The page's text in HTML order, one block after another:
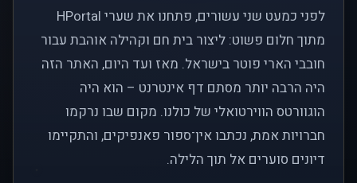
לפני כמעט שני עשורים, פתחנו את שערי HPortal
מתוך חלום פשוט: ליצור בית חם וקהילה אוהבת עבור
חובבי הארי פוטר בישראל. מאז ועד היום, האתר הזה
היה הרבה יותר מסתם דף אינטרנט – הוא היה
הוגוורטס הווירטואלי של כולנו. מקום שבו נרקמו
חברויות אמת, נכתבו אין־ספור פאנפיקים, והתקיימו
דיונים סוערים אל תוך הלילה.